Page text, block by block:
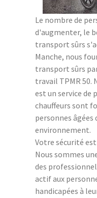
Le nombre de
d'augmenter, le
transport sûrs
Manche, nous
transport sûrs
travail TPMR 50.
est un service de
chauffeurs sont
personnes âgées
environnement.
Votre sécurité
Nous sommes
des
actif aux
handicapées à